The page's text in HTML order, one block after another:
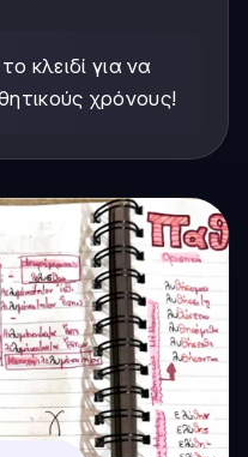
κλειδί για να
χρόνους!